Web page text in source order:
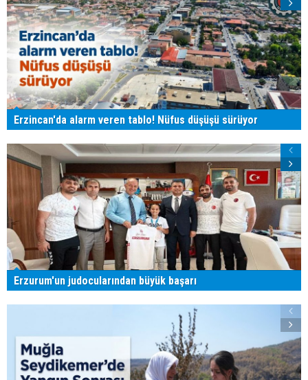
Erzincan'da alarm veren tablo! Nüfus düşüşü sürüyor
Erzurum'un judocularından büyük başarı